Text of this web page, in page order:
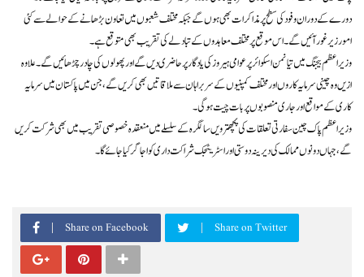
دورے کے دوران وفود کی سطح پر مذاکرات بھی ہوں گے جبکہ مختلف شعبوں میں تعاون بڑھانے کے حوالے سے کئی
امور زیر غور آئیں گے۔ اس موقع پر مختلف معاہدوں کے تبادلے کی تقریب بھی متوقع ہے۔
وزیراعظم بیجنگ میں تیانمن اسکوائر پر عوامی ہیروز کی یادگار پر حاضری دیں گے اور پھولوں کی چادر چڑھائیں گے۔ علاوہ
ازیں وہ چینی سرمایہ کاروں اور مختلف کمپنیوں کے سربراہان سے ملاقاتیں بھی کریں گے، جن میں پاکستان میں سرمایہ
کاری کے مواقع اور جاری منصوبوں پر بات چیت ہوگی۔
وزیراعظم پاک چین سفارتی تعلقات کی پچھترویں سالگرہ کے سلسلے میں منعقدہ خصوصی تقریب میں بھی شرکت کریں
گے، جہاں دونوں ممالک کی دیرینہ دوستی اور اسٹریٹجک شراکت داری کو اجاگر کیا جائے گا۔
Share on Facebook Share on Twitter